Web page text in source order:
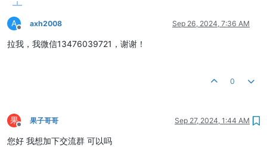
A
Offline
axh2008 Sep 26, 2024, 7:36 AM
拉我，我微信13476039721，谢谢！
0
果
Offline
果子哥哥 Sep 27, 2024, 1:44 AM
您好 我想加下交流群 可以吗